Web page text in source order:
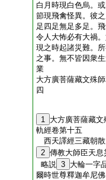
白月時現白色烏。
節現飛禽怪異。彼
足四足無足多足。
令人大怖必有大禍
現之時起諸災難。
之事。無不皆因衆
業
大方廣菩薩藏文殊
四
1 大方廣菩薩藏
軌經卷第十五
西天譯經三藏朝
2 傳教大師
略説 3 大輪一字
爾時世尊釋迦牟尼